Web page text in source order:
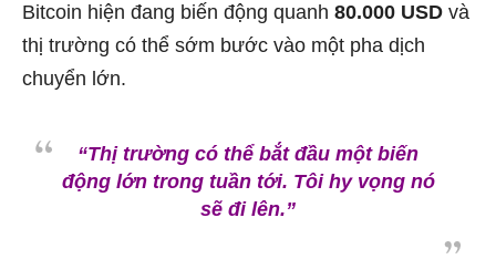
Bitcoin hiện đang biến động quanh 80.000 USD và
thị trường có thể sớm bước vào một pha dịch
chuyển lớn.
“Thị trường có thể bắt đầu một biến
động lớn trong tuần tới. Tôi hy vọng nó
sẽ đi lên.”